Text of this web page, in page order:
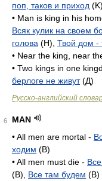
поп, таков и приход (K)
• Man is king in his
Всяк кулик на своем
голова (H), Твой дом -
• Near the king, near
• Two kings in one
берлоге не живут(Д)
Русско-английский
6
MAN
• All men are mortal -
ходим (B)
• All men must die -
(B), Все там будем (B)